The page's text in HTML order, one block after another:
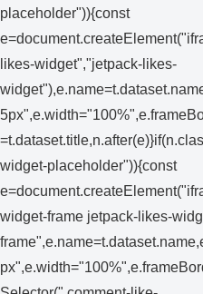
placeholder")){const
likes-widget","jetpack-likes-
widget-placeholder")){const
widget-frame jetpack-likes-